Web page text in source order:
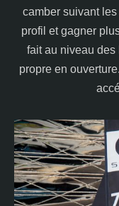
camber suivant
profil et gagner
fait au niveau des
propre en